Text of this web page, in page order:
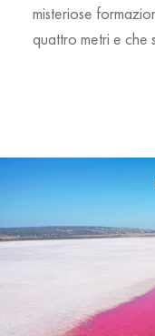
misteriose
quattro metri e che